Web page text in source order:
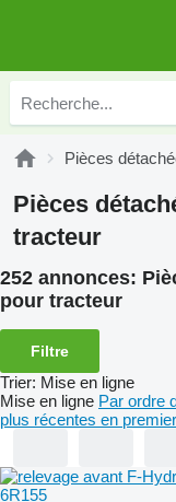
Pièces
Pièces
tracteur
252 annonces:
pour tracteur
Filtre
Trier: Mise en ligne
Mise en ligne Par ordre
plus récentes en premier